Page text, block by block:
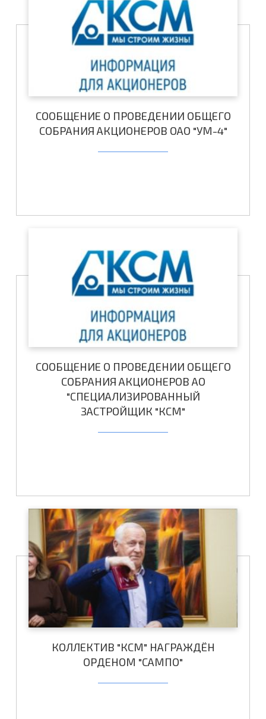
СООБЩЕНИЕ О ПРОВЕДЕНИИ ОБЩЕГО
СОБРАНИЯ АКЦИОНЕРОВ ОАО "УМ-4"
СООБЩЕНИЕ О ПРОВЕДЕНИИ ОБЩЕГО
СОБРАНИЯ АКЦИОНЕРОВ АО
"СПЕЦИАЛИЗИРОВАННЫЙ
ЗАСТРОЙЩИК "КСМ"
КОЛЛЕКТИВ "КСМ" НАГРАЖДЁН
ОРДЕНОМ "САМПО"